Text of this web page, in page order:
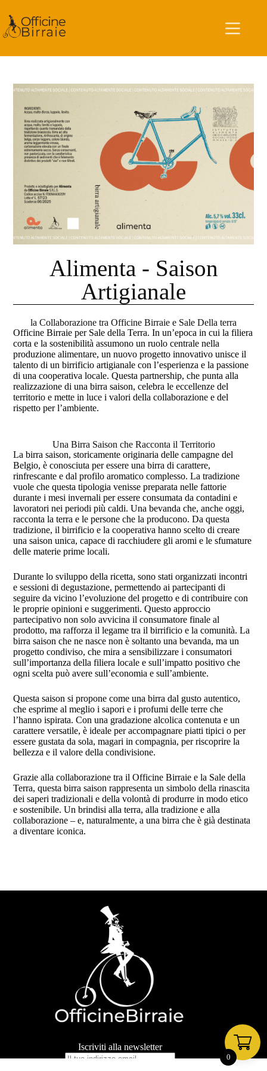
Alimenta - Saison
Artigianale
la Collaborazione tra Officine Birraie e Sale Della terra
Officine Birraie per Sale della Terra. In un’epoca in cui la filiera
corta e la sostenibilità assumono un ruolo centrale nella
produzione alimentare, un nuovo progetto innovativo unisce il
talento di un birrificio artigianale con l’esperienza e la passione
di una cooperativa locale. Questa partnership, che punta alla
realizzazione di una birra saison, celebra le eccellenze del
territorio e mette in luce i valori della collaborazione e del
rispetto per l’ambiente.
Una Birra Saison che Racconta il Territorio
La birra saison, storicamente originaria delle campagne del
Belgio, è conosciuta per essere una birra di carattere,
rinfrescante e dal profilo aromatico complesso. La tradizione
vuole che questa tipologia venisse preparata nelle fattorie
durante i mesi invernali per essere consumata da contadini e
lavoratori nei periodi più caldi. Una bevanda che, anche oggi,
racconta la terra e le persone che la producono. Da questa
tradizione, il birrificio e la cooperativa hanno scelto di creare
una saison unica, capace di racchiudere gli aromi e le sfumature
delle materie prime locali.
Durante lo sviluppo della ricetta, sono stati organizzati incontri
e sessioni di degustazione, permettendo ai partecipanti di
seguire da vicino l’evoluzione del progetto e di contribuire con
le proprie opinioni e suggerimenti.Questo approccio
partecipativo non solo avvicina il consumatore finale al
prodotto, ma rafforza il legame tra il birrificio e la comunità. La
birra saison che ne nasce non è soltanto una bevanda, ma un
progetto condiviso, che mira a sensibilizzare i consumatori
sull’importanza della filiera locale e sull’impatto positivo che
ogni scelta può avere sull’economia e sull’ambiente.
Questa saison si propone come una birra dal gusto autentico,
che esprime al meglio i sapori e i profumi delle terre che
l’hanno ispirata. Con una gradazione alcolica contenuta e un
carattere versatile, è ideale per accompagnare piatti tipici o per
essere gustata da sola, magari in compagnia, per riscoprire la
bellezza e il valore della condivisione.
Grazie alla collaborazione tra il Officine Birraie e la Sale della
Terra, questa birra saison rappresenta un simbolo della rinascita
dei saperi tradizionali e della volontà di produrre in modo etico
e sostenibile. Un brindisi alla terra, alla tradizione e alla
collaborazione – e, naturalmente, a una birra che è già destinata
a diventare iconica.
Iscriviti alla newsletter
0